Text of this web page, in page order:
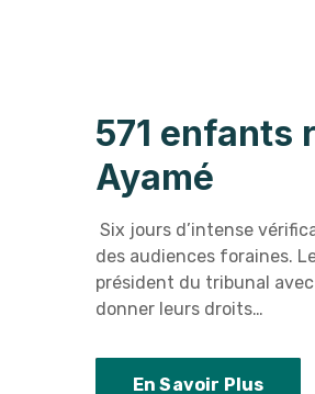
571 enfants
Ayamé
Six jours d’intense
des audiences foraines.
président du tribunal avec
donner leurs droits…
En Savoir Plus